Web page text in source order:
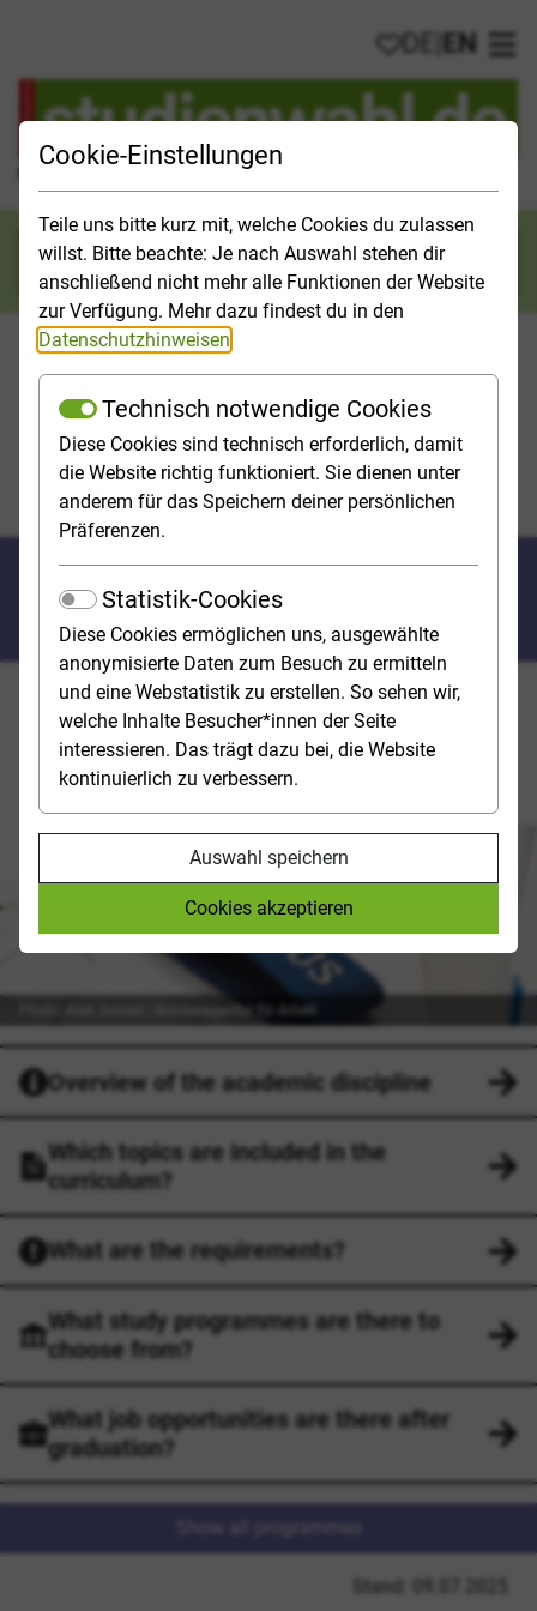
Cookie-Einstellungen
Teile uns bitte kurz mit, welche Cookies du zulassen
willst. Bitte beachte: Je nach Auswahl stehen dir
anschließend nicht mehr alle Funktionen der Website
zur Verfügung. Mehr dazu findest du in den
Datenschutzhinweisen
Technisch notwendige Cookies
Diese Cookies sind technisch erforderlich, damit
die Website richtig funktioniert. Sie dienen unter
anderem für das Speichern deiner persönlichen
Präferenzen.
Statistik-Cookies
Diese Cookies ermöglichen uns, ausgewählte
anonymisierte Daten zum Besuch zu ermitteln
und eine Webstatistik zu erstellen. So sehen wir,
welche Inhalte Besucher*innen der Seite
interessieren. Das trägt dazu bei, die Website
kontinuierlich zu verbessern.
Auswahl speichern
Cookies akzeptieren
My favorites
DE EN
Studies & Universities Study Opportunities
Homepage
Study Opportunities
Field of study Economics
Construction industry, property industry
Construction industry,
property industry
This field of study is primarily concerned with the
business side of construction projects and the
marketing of buildings - both residential and
commercial.
Photo: Axel Jusseit | Bundesagentur für Arbeit
Overview of the academic discipline
Which topics are included in the
curriculum?
What are the requirements?
What study programmes are there to
choose from?
What job opportunities are there after
graduation?
Stand: 09.07.2025